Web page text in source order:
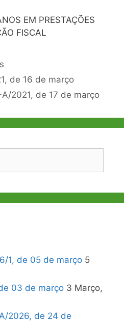
EM PRESTAÇÕES
FISCAL
de 16 de março
2021, de 17 de março
1, de 05 de março 5
03 de março 3 Março,
2026, de 24 de